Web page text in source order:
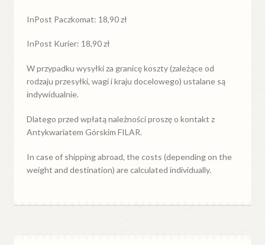
InPost Paczkomat: 18,90 zł
InPost Kurier: 18,90 zł
W przypadkuwysyłkiza granicękoszty (zależące od
rodzaju przesyłki, wagi i kraju docelowego) ustalane są
indywidualnie.
Dlatego przed wpłatą należności proszę o kontakt z
Antykwariatem Górskim FILAR.
In case of shipping abroad, the costs (depending on the
weight and destination) are calculated individually.